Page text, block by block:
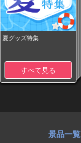
夏グッズ特集
すべて見る
景品一覧